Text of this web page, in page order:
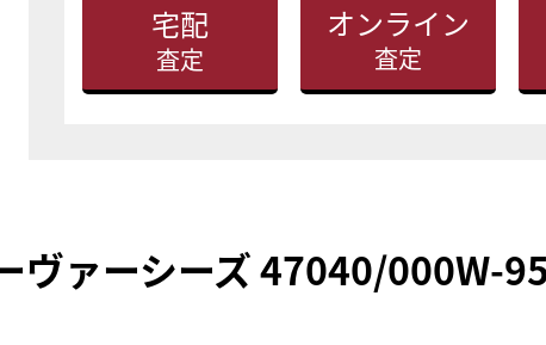
宅配
査定
オンライン
査定
ヴァーシーズ 47040/000W-